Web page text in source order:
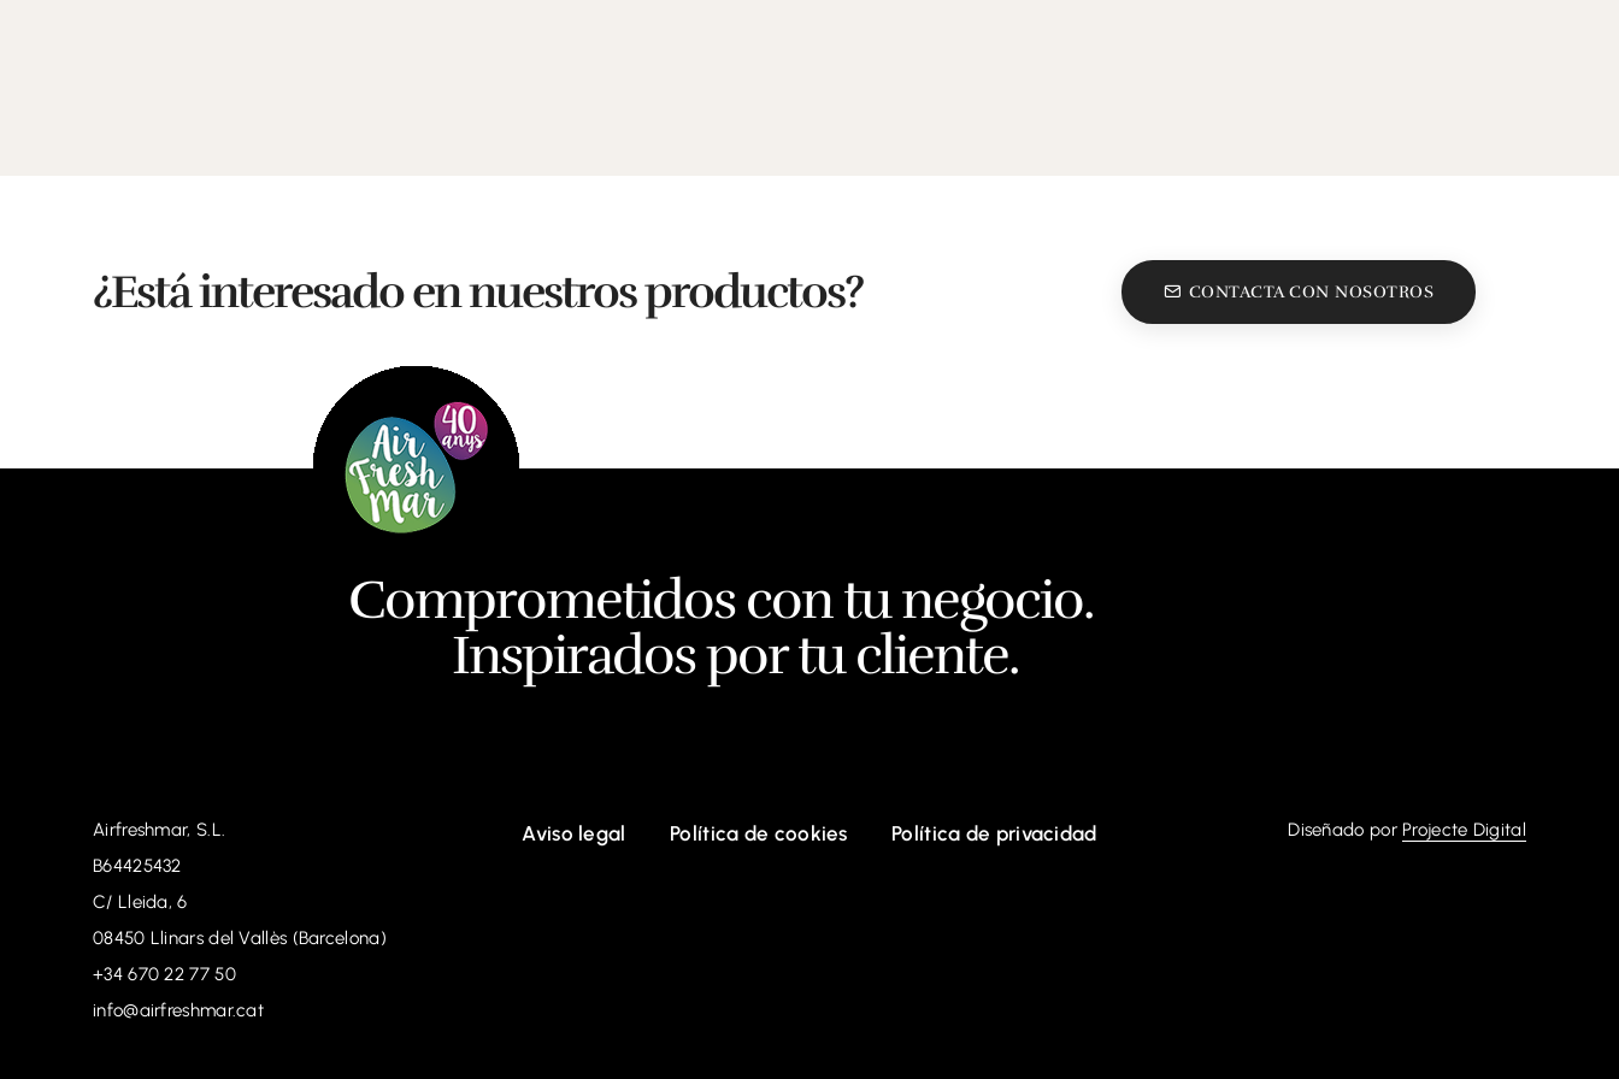
¿Está interesado en nuestros productos? CONTACTA CON NOSOTROS
Comprometidos con tu negocio.
Inspirados por tu cliente.
Airfreshmar, S.L.
B64425432
C/ Lleida, 6
08450 Llinars del Vallès (Barcelona)
+34670 22 77 50
info@airfreshmar.cat
Aviso legal Política de cookies Política de privacidad Diseñado porProjecte Digital